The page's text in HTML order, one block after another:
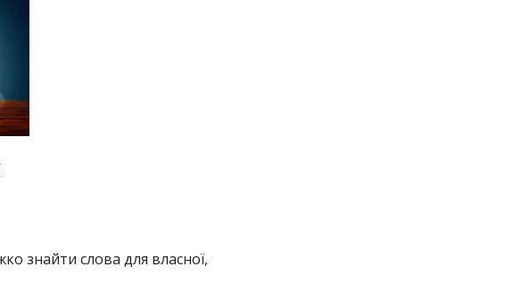
знайти слова для власної,